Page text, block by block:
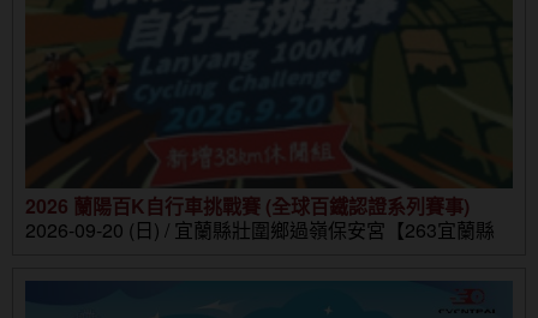
2026 蘭陽百K自行車挑戰賽 (全球百鐵認證系列賽事)
2026-09-20 (日) / 宜蘭縣壯圍鄉過嶺保安宮【263宜蘭縣